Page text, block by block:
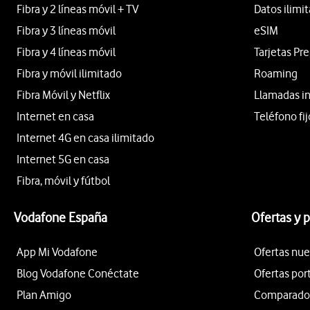
Fibra y 2 líneas móvil + TV
Fibra y 3 líneas móvil
Fibra y 4 líneas móvil
Fibra y móvil ilimitado
Fibra Móvil y Netflix
Internet en casa
Internet 4G en casa ilimitado
Internet 5G en casa
Fibra, móvil y fútbol
Datos
eSIM
Tarjetas
Roaming
Llamadas
Teléfono
Vodafone España
App Mi Vodafone
Blog Vodafone Conéctate
Plan Amigo
Ofertas y
Ofertas
Ofertas